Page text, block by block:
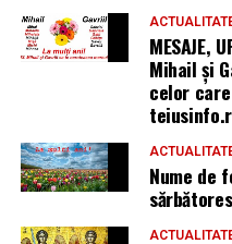
MESAJE,
Mihail și
celor
Nume de